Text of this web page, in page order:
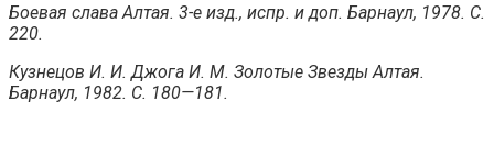
Боевая слава Алтая. 3-е изд., испр. и доп. Барнаул, 1978. С.
220.
Кузнецов И. И. Джога И. М. Золотые Звезды Алтая.
Барнаул, 1982. С. 180—181.